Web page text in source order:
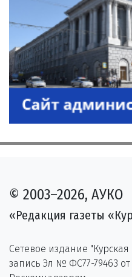
© 2003–2026, АУКО
«Редакция газеты
Сетевое издание
запись Эл № ФС77-79463